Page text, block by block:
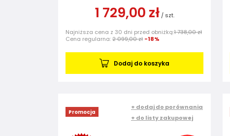
1 729,00 zł / szt.
Najniższa cena z 30 dni przed obniżką:1 738,00 zł
Cena regularna:2 099,00 zł -18%
Dodaj do koszyka
Promocja
+ dodaj do porównania
+ do listy zakupowej